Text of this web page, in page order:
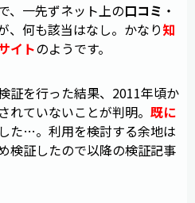
、一先ずネット上の口コミ ・
、何も該当はなし。かなり知
イトのようです。
証を行った結果、2011年頃か
れていないことが判明。 既に
た…。利用を検討する余地は
検証したので以降の検証記事